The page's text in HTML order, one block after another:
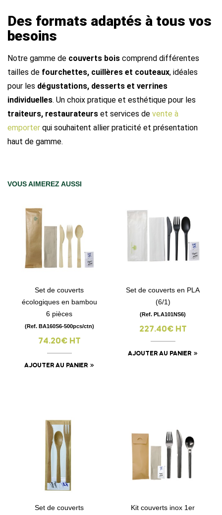
Des formats adaptés à tous vos
besoins
Notre gamme de couverts bois comprend différentes
tailles de fourchettes, cuillères et couteaux, idéales
pour les dégustations, desserts et verrines
individuelles. Un choix pratique et esthétique pour les
traiteurs, restaurateurs et services de vente à
emporter qui souhaitent allier praticité et présentation
haut de gamme.
VOUS AIMEREZ AUSSI
Set de couverts
écologiques en bambou
6 pièces
(Ref. BA160S6-500pcs/ctn)
74.20€ HT
AJOUTER AU PANIER
Set de couverts en PLA
(6/1)
(Ref. PLA101NS6)
227.40€ HT
AJOUTER AU PANIER
Set de couverts
Kit couverts inox 1er